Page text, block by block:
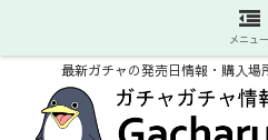
最新ガチャの発売日情報・購入場
メニュー